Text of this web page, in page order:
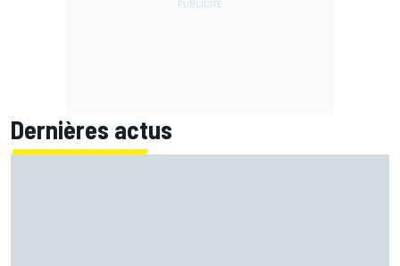
Dernières actus